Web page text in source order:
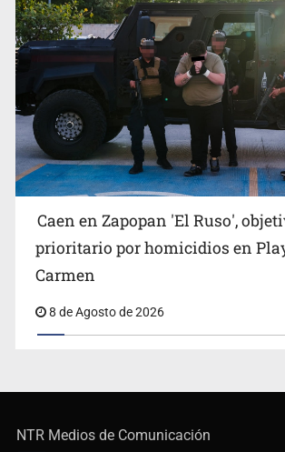
Caen en Zapopan 'El Ruso',
prioritario por homicidios en
Carmen
8 de Agosto de 2026
NTR Medios de Comunicación